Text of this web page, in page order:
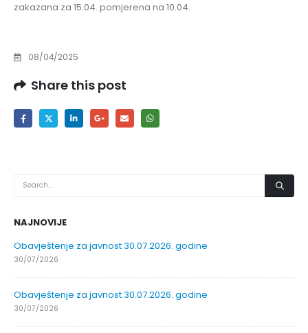
zakazana za 15.04. pomjerena na 10.04.
08/04/2025
Share this post
NAJNOVIJE
Obavještenje za javnost 30.07.2026. godine
30/07/2026
Obavještenje za javnost 30.07.2026. godine
30/07/2026